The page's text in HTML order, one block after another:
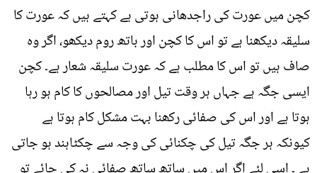
کچن میں عورت کی راجدھانی ہوتی ہے کہتے ہیں کہ عورت کا
سلیقہ دیکھنا ہے تو اس کا کچن اور باتھ روم دیکھو، اگر وہ
صاف ہیں تو اس کا مطلب ہے کہ عورت سلیقہ شعار ہے۔ کچن
ایسی جگہ ہے جہاں ہر وقت تیل اور مصالحوں کا کام ہو رہا
ہوتا ہے اور اس کی صفائی رکھنا بہت مشکل کام ہوتا ہے
کیونکہ ہر جگہ تیل کی چکنائی کی وجہ سے چکٹاہند ہو جاتی